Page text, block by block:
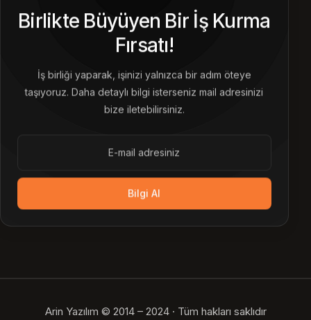
Birlikte Büyüyen Bir İş Kurma
Fırsatı!
İş birliği yaparak, işinizi yalnızca bir adım öteye
taşıyoruz. Daha detaylı bilgi isterseniz mail adresinizi
bize iletebilirsiniz.
Bilgi Al
Arin Yazılım © 2014 – 2024 · Tüm hakları saklıdır